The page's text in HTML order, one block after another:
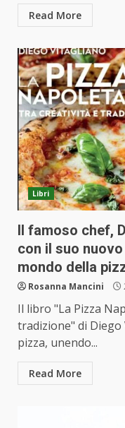
Read More
Libri
Il famoso chef,
con il suo
mondo della
Rosanna Mancini
Il libro "La Pizza
tradizione" di
pizza, unendo...
Read More